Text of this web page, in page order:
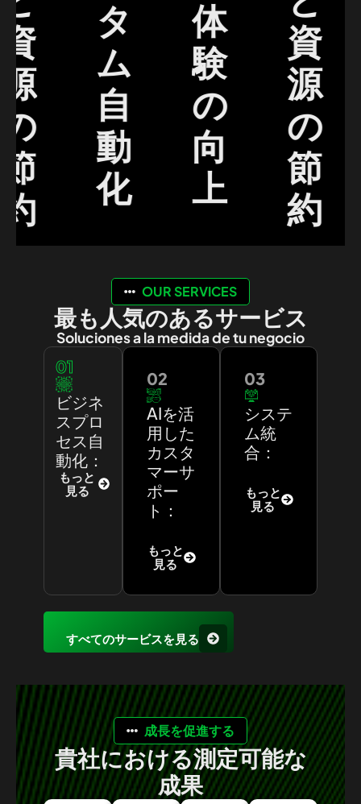
タ
ム
自
動
化
体
験
の
向
上
資
源
の
節
約
OUR SERVICES
最も人気のあるサービス
Soluciones a la medida de tu negocio
01
ビジネ
スプロ
セス自
動化：
もっと
見る
02
AIを活
用した
カスタ
マーサ
ポー
ト：
もっと
見る
03
システ
ム統
合：
もっと
見る
すべてのサービスを見る
成長を促進する
貴社における測定可能な
成果